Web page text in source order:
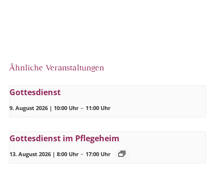
Ähnliche Veranstaltungen
Gottesdienst
9. August 2026 | 10:00 Uhr – 11:00 Uhr
Gottesdienst im Pflegeheim
13. August 2026 | 8:00 Uhr – 17:00 Uhr